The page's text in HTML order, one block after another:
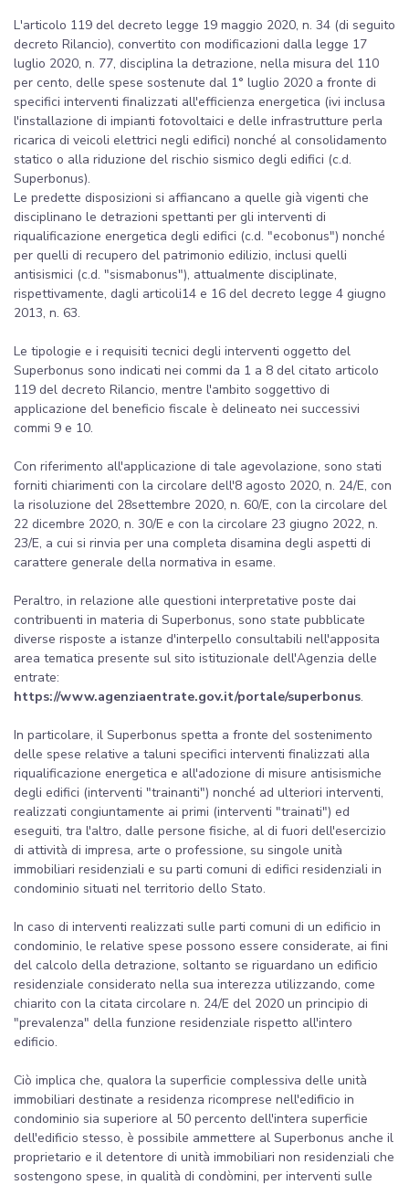
L'articolo 119 del decreto legge 19 maggio 2020, n. 34 (di seguito
decreto Rilancio), convertito con modificazioni dalla legge 17
luglio 2020, n. 77, disciplina la detrazione, nella misura del 110
per cento, delle spese sostenute dal 1° luglio 2020 a fronte di
specifici interventi finalizzati all'efficienza energetica (ivi inclusa
l'installazione di impianti fotovoltaici e delle infrastrutture perla
ricarica di veicoli elettrici negli edifici) nonché al consolidamento
statico o alla riduzione del rischio sismico degli edifici (c.d.
Superbonus).
Le predette disposizioni si affiancano a quelle già vigenti che
disciplinano le detrazioni spettanti per gli interventi di
riqualificazione energetica degli edifici (c.d. "ecobonus") nonché
per quelli di recupero del patrimonio edilizio, inclusi quelli
antisismici (c.d. "sismabonus"), attualmente disciplinate,
rispettivamente, dagli articoli14 e 16 del decreto legge 4 giugno
2013, n. 63.
Le tipologie e i requisiti tecnici degli interventi oggetto del
Superbonus sono indicati nei commi da 1 a 8 del citato articolo
119 del decreto Rilancio, mentre l'ambito soggettivo di
applicazione del beneficio fiscale è delineato nei successivi
commi 9 e 10.
Con riferimento all'applicazione di tale agevolazione, sono stati
forniti chiarimenti con la circolare dell'8 agosto 2020, n. 24/E, con
la risoluzione del 28settembre 2020, n. 60/E, con la circolare del
22 dicembre 2020, n. 30/E e con la circolare 23 giugno 2022, n.
23/E, a cui si rinvia per una completa disamina degli aspetti di
carattere generale della normativa in esame.
Peraltro, in relazione alle questioni interpretative poste dai
contribuenti in materia di Superbonus, sono state pubblicate
diverse risposte a istanze d'interpello consultabili nell'apposita
area tematica presente sul sito istituzionale dell'Agenzia delle
entrate:
https://www.agenziaentrate.gov.it/portale/superbonus.
In particolare, il Superbonus spetta a fronte del sostenimento
delle spese relative a taluni specifici interventi finalizzati alla
riqualificazione energetica e all'adozione di misure antisismiche
degli edifici (interventi "trainanti") nonché ad ulteriori interventi,
realizzati congiuntamente ai primi (interventi "trainati") ed
eseguiti, tra l'altro, dalle persone fisiche, al di fuori dell'esercizio
di attività di impresa, arte o professione, su singole unità
immobiliari residenziali e su parti comuni di edifici residenziali in
condominio situati nel territorio dello Stato.
In caso di interventi realizzati sulle parti comuni di un edificio in
condominio, le relative spese possono essere considerate, ai fini
del calcolo della detrazione, soltanto se riguardano un edificio
residenziale considerato nella sua interezza utilizzando, come
chiarito con la citata circolare n. 24/E del 2020 un principio di
"prevalenza" della funzione residenziale rispetto all'intero
edificio.
Ciò implica che, qualora la superficie complessiva delle unità
immobiliari destinate a residenza ricomprese nell'edificio in
condominio sia superiore al 50 percento dell'intera superficie
dell'edificio stesso, è possibile ammettere al Superbonus anche il
proprietario e il detentore di unità immobiliari non residenziali che
sostengono spese, in qualità di condòmini, per interventi sulle